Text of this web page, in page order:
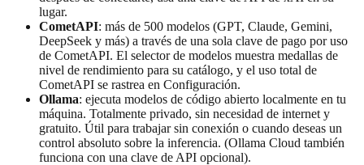
lugar.
CometAPI: más de 500 modelos (GPT, Claude, Gemini,
DeepSeek y más) a través de una sola clave de pago por uso
de CometAPI. El selector de modelos muestra medallas de
nivel de rendimiento para su catálogo, y el uso total de
CometAPI se rastrea en Configuración.
Ollama: ejecuta modelos de código abierto localmente en tu
máquina. Totalmente privado, sin necesidad de internet y
gratuito. Útil para trabajar sin conexión o cuando deseas un
control absoluto sobre la inferencia. (Ollama Cloud también
funciona con una clave de API opcional).